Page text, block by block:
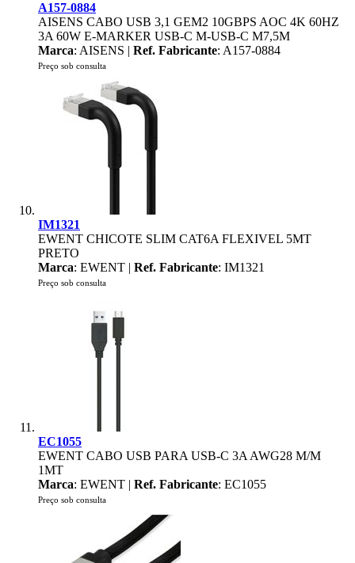
A157-0884
AISENS CABO USB 3,1 GEM2 10GBPS AOC 4K 60HZ
3A 60W E-MARKER USB-C M-USB-C M7,5M
Marca: AISENS | Ref. Fabricante: A157-0884
Preço sob consulta
IM1321
EWENT CHICOTE SLIM CAT6A FLEXIVEL 5MT
PRETO
Marca: EWENT | Ref. Fabricante: IM1321
Preço sob consulta
EC1055
EWENT CABO USB PARA USB-C 3A AWG28 M/M
1MT
Marca: EWENT | Ref. Fabricante: EC1055
Preço sob consulta